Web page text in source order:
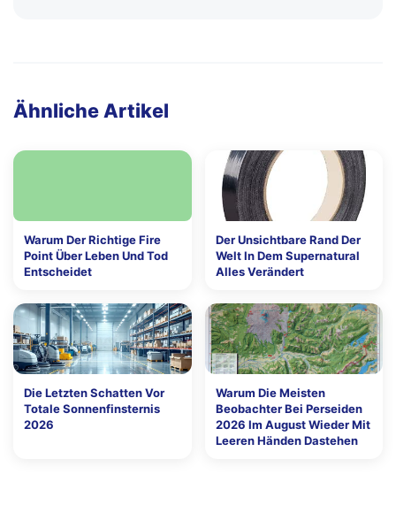
Ähnliche Artikel
Warum Der Richtige Fire
Point Über Leben Und Tod
Entscheidet
Der Unsichtbare Rand Der
Welt In Dem Supernatural
Alles Verändert
Die Letzten Schatten Vor
Totale Sonnenfinsternis
2026
Warum Die Meisten
Beobachter Bei Perseiden
2026 Im August Wieder Mit
Leeren Händen Dastehen